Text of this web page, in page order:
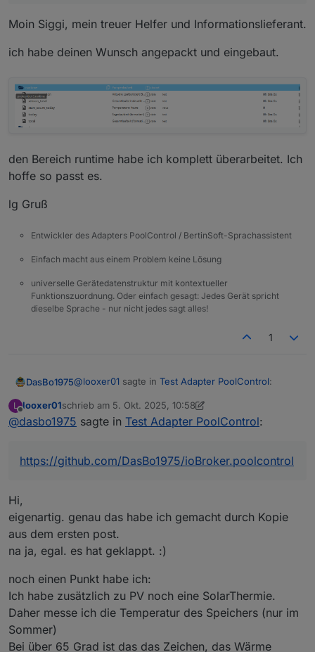
Moin Siggi, mein treuer Helfer und Informationslieferant.
ich habe deinen Wunsch angepackt und eingebaut.
den Bereich runtime habe ich komplett überarbeitet. Ich
hoffe so passt es.
lg Gruß
Entwickler des Adapters PoolControl / BertinSoft-Sprachassistent
Einfach macht aus einem Problem keine Lösung
universelle Gerätedatenstruktur mit kontextueller
Funktionszuordnung. Oder einfach gesagt: Jedes Gerät spricht
dieselbe Sprache - nur nicht jedes sagt alles!
1
DasBo1975@looxer01 sagte in Test Adapter PoolControl:
Hi,
freut mich, dass du den PoolControl-Adapter
Konzept – auch wenn noch nicht alles umgesetzt
ist, was du beschrieben hast.
Automatische, manuelle und zeitgesteuerte
Pumpensteuerung
Temperaturverwaltung mit mehreren Sensoren
Solarsteuerung (Kollektor ↔ Pool, einstellbare
Grenzen)
Frostschutz, Rückspülung, Wartungsmodus
L
Offline
looxer01schrieb am 5. Okt. 2025, 10:58
zuletzt editiert von looxer0110. Mai 2025, 13:00
@dasbo1975 sagte in Test Adapter PoolControl:
https://github.com/DasBo1975/ioBroker.poolcontrol
Hi,
eigenartig. genau das habe ich gemacht durch Kopie
aus dem ersten post.
na ja, egal. es hat geklappt. :)
noch einen Punkt habe ich:
Ich habe zusätzlich zu PV noch eine SolarThermie.
Daher messe ich die Temperatur des Speichers (nur im
Sommer)
Bei über 65 Grad ist das das Zeichen, das Wärme